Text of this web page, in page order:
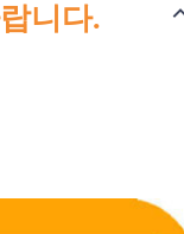
니다.